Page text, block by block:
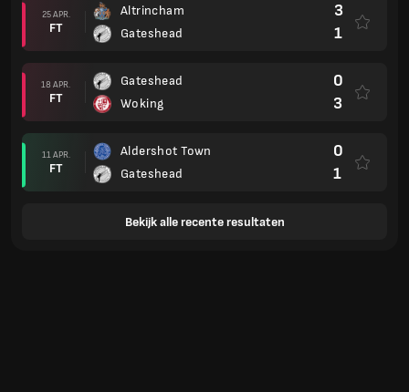
25 APR.
FT
Altrincham
Gateshead
3
1
18 APR.
FT
Gateshead
Woking
0
3
11 APR.
FT
Aldershot Town
Gateshead
0
1
Bekijk alle recente resultaten